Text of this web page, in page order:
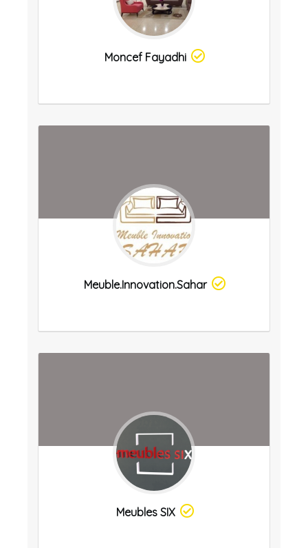
Moncef Fayadhi
Meuble.innovation.sahar
Meubles SIX